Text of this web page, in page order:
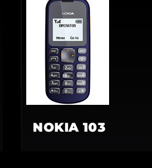
NOKIA 103